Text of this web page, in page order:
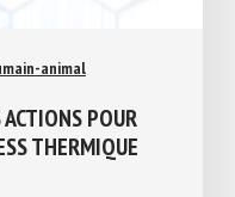
animal
POUR
THERMIQUE